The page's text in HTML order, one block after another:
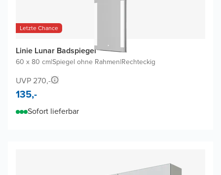
Letzte Chance
Linie Lunar Badspiegel
60 x 80 cm|Spiegel ohne Rahmen|Rechteckig
UVP 270,-
135,-
Sofort lieferbar